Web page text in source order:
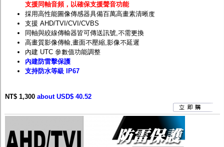
支援同軸音頻，以確保支援聲音功能
採用高性能圖像傳感器具備百萬高畫素清晰度
支援 AHD/TVI/CVI/CVBS
同軸與絞線傳輸器皆可傳送訊號,不需更換
高畫質影像傳輸,畫面不壓縮,影像不延遲
內建 UTC 參數值功能調整
內建防雷擊保護
支持防水等級 IP67
NT$ 1,300 about USD$ 40.52